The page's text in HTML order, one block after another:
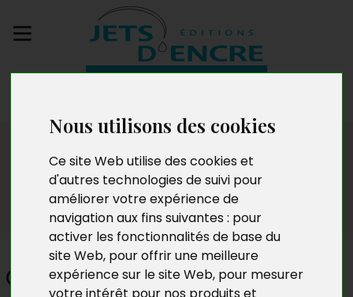
Nous utilisons des cookies
Ce site Web utilise des cookies et
d'autres technologies de suivi pour
améliorer votre expérience de
navigation aux fins suivantes : pour
activer les fonctionnalités de base du
site Web, pour offrir une meilleure
expérience sur le site Web, pour mesurer
Dédicaces
Claude Rouge